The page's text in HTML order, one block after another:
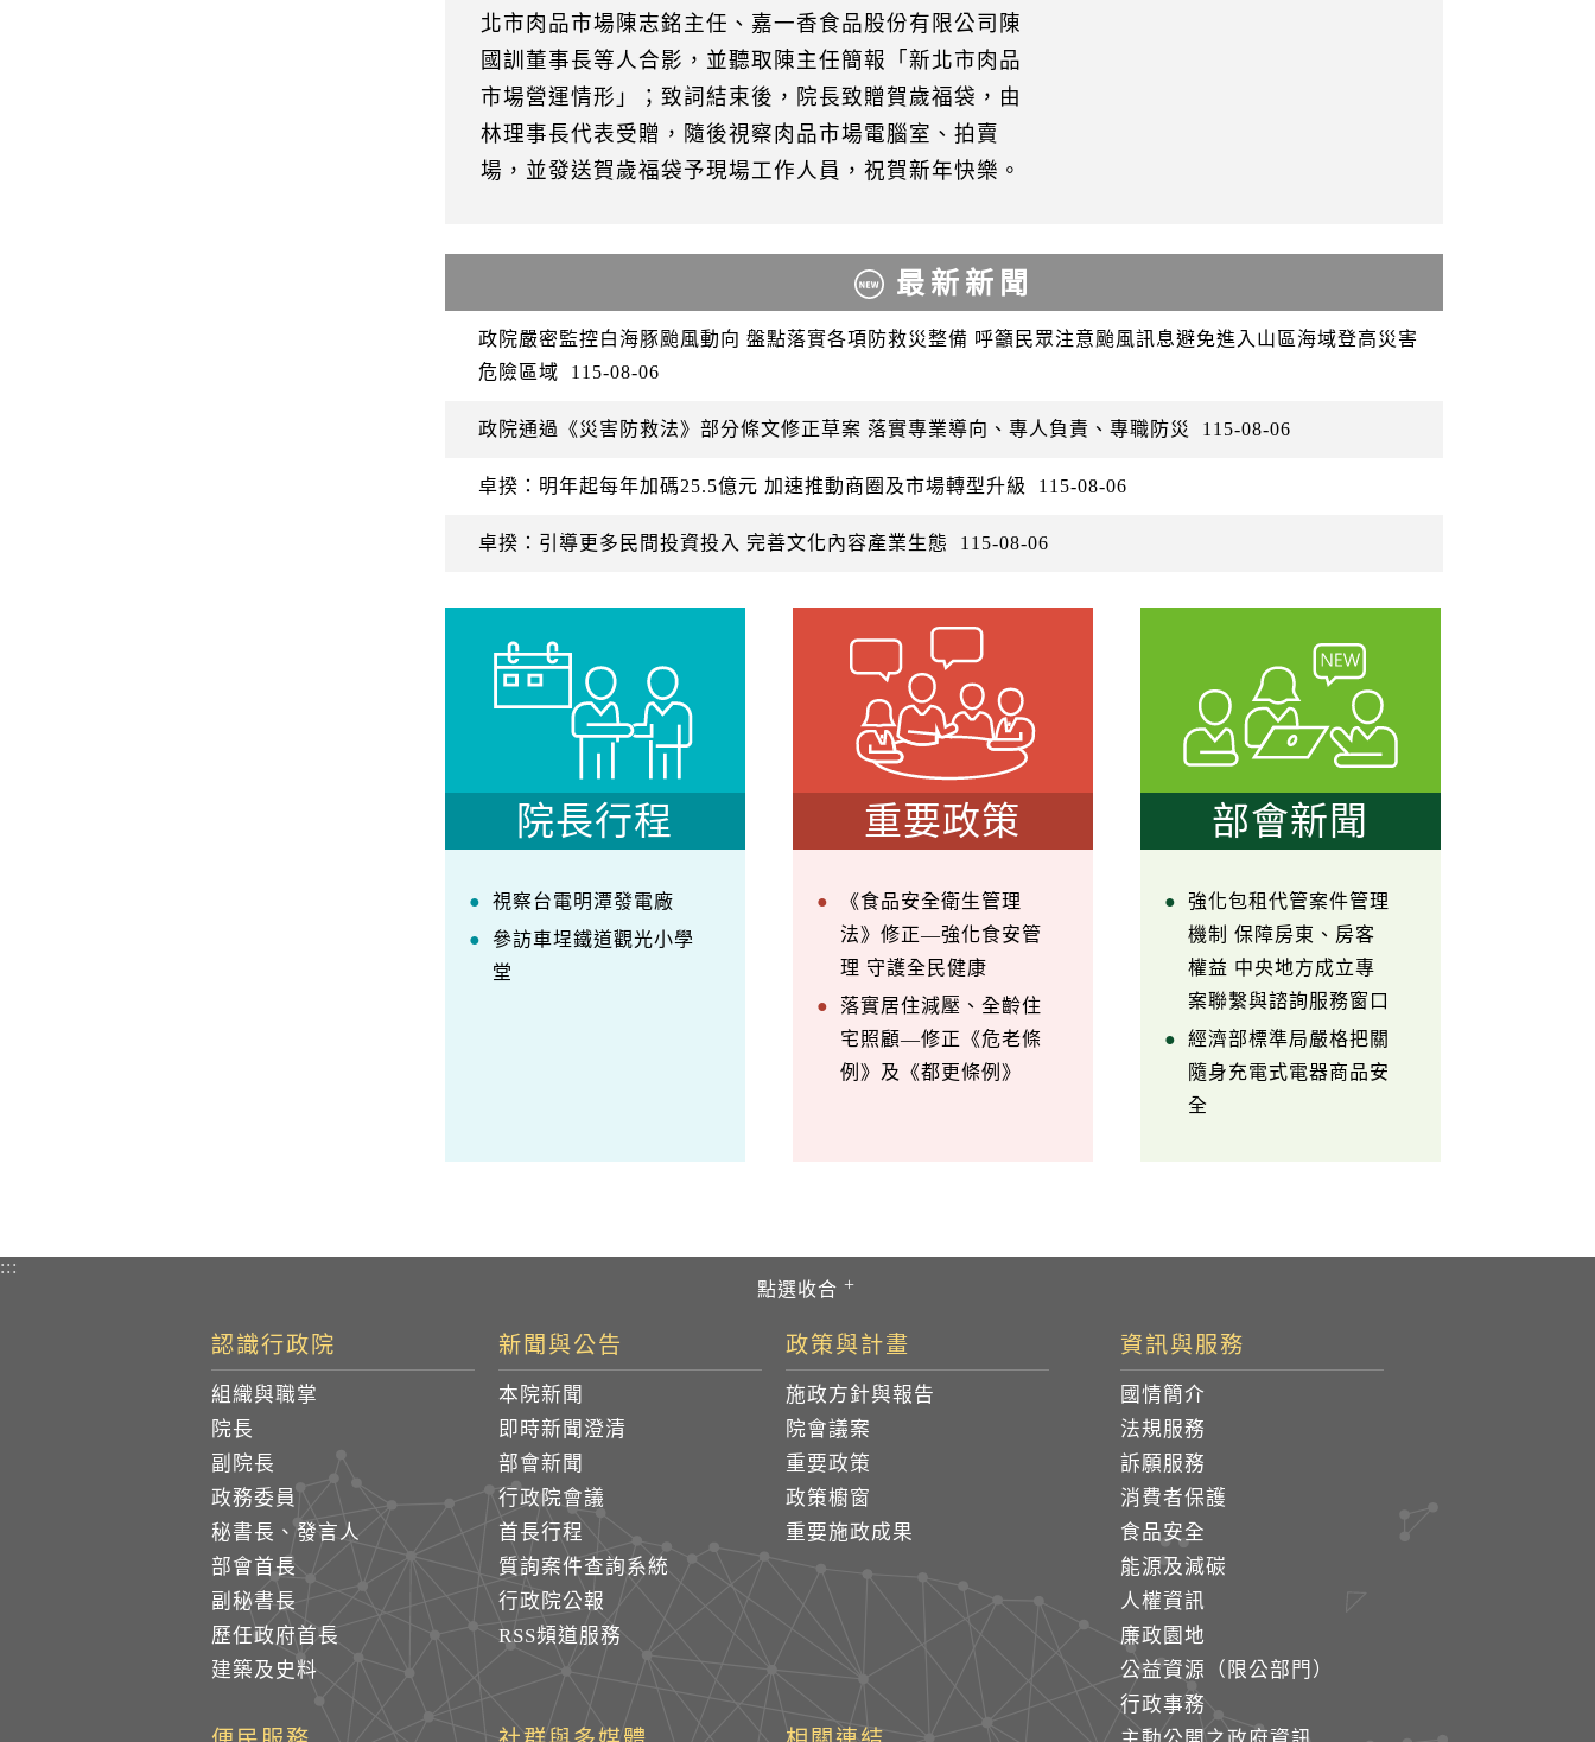
北市肉品市場陳志銘主任、嘉一香食品股份有限公司陳
國訓董事長等人合影，並聽取陳主任簡報「新北市肉品
市場營運情形」；致詞結束後，院長致贈賀歲福袋，由
林理事長代表受贈，隨後視察肉品市場電腦室、拍賣
場，並發送賀歲福袋予現場工作人員，祝賀新年快樂。
最新新聞
政院嚴密監控白海豚颱風動向 盤點落實各項防救災整備 呼籲民眾注意颱風訊息避免進入山區海域登高災害
危險區域
115-08-06
政院通過《災害防救法》部分條文修正草案 落實專業導向、專人負責、專職防災 115-08-06
卓揆：明年起每年加碼25.5億元 加速推動商圈及市場轉型升級 115-08-06
卓揆：引導更多民間投資投入 完善文化內容產業生態 115-08-06
院長行程
視察台電明潭發電廠
參訪車埕鐵道觀光小學
堂
重要政策
《食品安全衛生管理
法》修正—強化食安管
理 守護全民健康
落實居住減壓、全齡住
宅照顧—修正《危老條
例》及《都更條例》
部會新聞
強化包租代管案件管理
機制 保障房東、房客
權益 中央地方成立專
案聯繫與諮詢服務窗口
經濟部標準局嚴格把關
隨身充電式電器商品安
全
:::
認識行政院
組織與職掌
院長
副院長
政務委員
秘書長、發言人
部會首長
副秘書長
歷任政府首長
建築及史料
新聞與公告
本院新聞
即時新聞澄清
部會新聞
行政院會議
首長行程
質詢案件查詢系統
行政院公報
RSS頻道服務
政策與計畫
施政方針與報告
院會議案
重要政策
政策櫥窗
重要施政成果
資訊與服務
國情簡介
法規服務
訴願服務
消費者保護
食品安全
能源及減碳
人權資訊
廉政園地
公益資源（限公部門）
行政事務